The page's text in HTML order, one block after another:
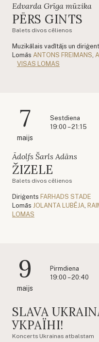
Edvarda Grīga mūzika
PĒRS GINTS
Balets divos cēlienos
Muzikālais vadītājs un
Lomās ANTONS FREIMANS
VISAS LOMAS
7
maijs
Sestdiena
19:00 – 21:15
Ādolfs Šarls Adāns
ŽIZELE
Balets divos cēlienos
Diriģents FARHADS STADE
Lomās JOLANTA LUBĒJA
LOMAS
9
maijs
Pirmdiena
19:00 – 20:40
SLAVA
УКРАЇНІ!
Koncerts Ukrainas atbalstam